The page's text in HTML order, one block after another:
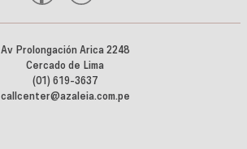
Av Prolongación Arica 2248
Cercado de Lima
(01) 619-3637
callcenter@azaleia.com.pe